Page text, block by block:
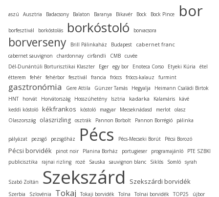
aszú Ausztria Badacsony Balaton Baranya Bikavér Bock Bock Pince bor
borfesztivál borkóstolás borkóstoló borvacsora
borverseny Brill Pálinkaház Budapest cabernet franc
cabernet sauvignon chardonnay cirfandli CMB cuvée
Dél-Dunántúli Borturisztikai Klaszter
Eger egy bor Enoteca Corso Etyeki Kúria
étel
étterem
fehér fehérbor fesztivál francia fröccs fröccs-kalauz furmint
gasztronómia Gere Attila Günzer Tamás Hegyalja
Heimann Családi Birtok
HNT
horvát Horvátország Hosszúhetény Isztria kadarka Kalamáris
kávé
keddi kóstoló kékfrankos kóstoló magyar Mecseknádasd merlot olasz
Olaszország
olaszrizling osztrák Pannon Borbolt Pannon Borrégió pálinka
pályázat pezsgő pezsgőház Pécs Pécs-Mecseki Borút Pécsi Borozó
Pécsi borvidék pinot noir Planina Borház portugieser programajánló
PTE SZBKI
publicisztika
rajnai rizling rozé Sauska sauvignon blanc Siklós Somló syrah
Szabó Zoltán Szekszárd Szekszárdi borvidék
Szerbia Szlovénia Tokaj Tokaji borvidék Tolna Tolnai borvidék TOP25 újbor